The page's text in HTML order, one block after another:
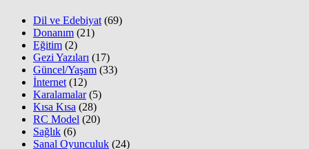
Dil ve Edebiyat (69)
Donanım (21)
Eğitim (2)
Gezi Yazıları (17)
Güncel/Yaşam (33)
İnternet (12)
Karalamalar(5)
Kısa Kısa (28)
RC Model (20)
Sağlık (6)
Sanal Oyunculuk (24)